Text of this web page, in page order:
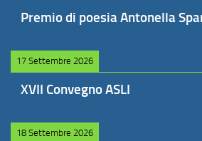
Premio di poesia Antonella
17 Settembre 2026
XVII Convegno ASLI
18 Settembre 2026